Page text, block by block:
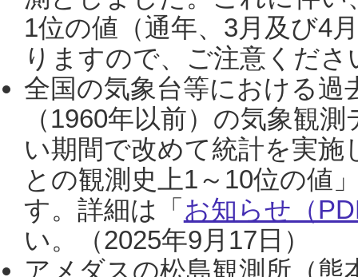
1位の値（通年、3月及び4
りますので、ご注意くだ
全国の気象台等における過
（1960年以前）の気象観
い期間で改めて統計を実
との観測史上1～10位の値
す。詳細は「 お知らせ（
い。（2025年9月17日）
アメダスの松島観測所（熊